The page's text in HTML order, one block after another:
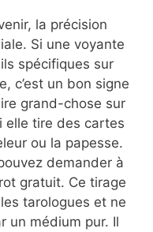
la précision
Si une voyante
spécifiques sur
c’est un bon signe
grand-chose sur
elle tire des cartes
ou la papesse.
demander à
gratuit. Ce tirage
tarologues et ne
un médium pur. Il